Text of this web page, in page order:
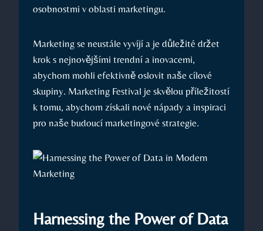
osobnostmi v oblasti⁣ marketingu.
Marketing se neustále vyvíjí⁢ a je důležité držet
krok s nejnovějšími ‌trendní a inovacemi,
abychom mohli efektivně oslovit naše cílové
skupiny. Marketing Festival je skvělou‌ příležitostí
k tomu, abychom získali nové nápady a inspiraci⁣
pro naše budoucí‌ marketingové strategie.
Harnessing the Power⁣ of Data